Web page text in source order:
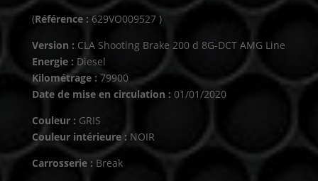
(Référence : 629VO009527 )
Version : CLA Shooting Brake 200 d 8G-DCT AMG Line
Energie : Diesel
Kilométrage : 79900
Date de mise en circulation : 01/01/2020
Couleur : GRIS
Couleur intérieure : NOIR
Carrosserie : Break